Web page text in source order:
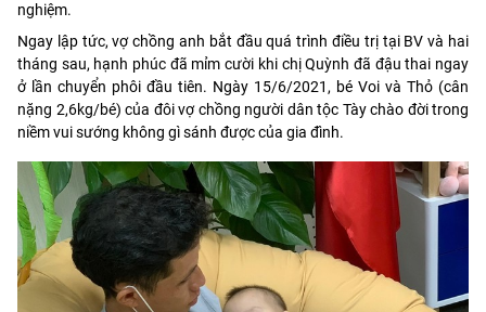
nghiệm.
Ngay lập tức, vợ chồng anh bắt đầu quá trình điều trị tại BV và hai
tháng sau, hạnh phúc đã mỉm cười khi chị Quỳnh đã đậu thai ngay
ở lần chuyển phôi đầu tiên. Ngày 15/6/2021, bé Voi và Thỏ (cân
nặng 2,6kg/bé) của đôi vợ chồng người dân tộc Tày chào đời trong
niềm vui sướng không gì sánh được của gia đình.